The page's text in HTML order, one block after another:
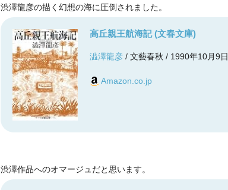
渋澤龍彦の描く幻想の海に圧倒されました。
高丘親王航海記 (文春文庫)
澁澤龍彦 / 文藝春秋 / 1990年10月9日
Amazon.co.jp
渋澤作品へのオマージュだと思います。